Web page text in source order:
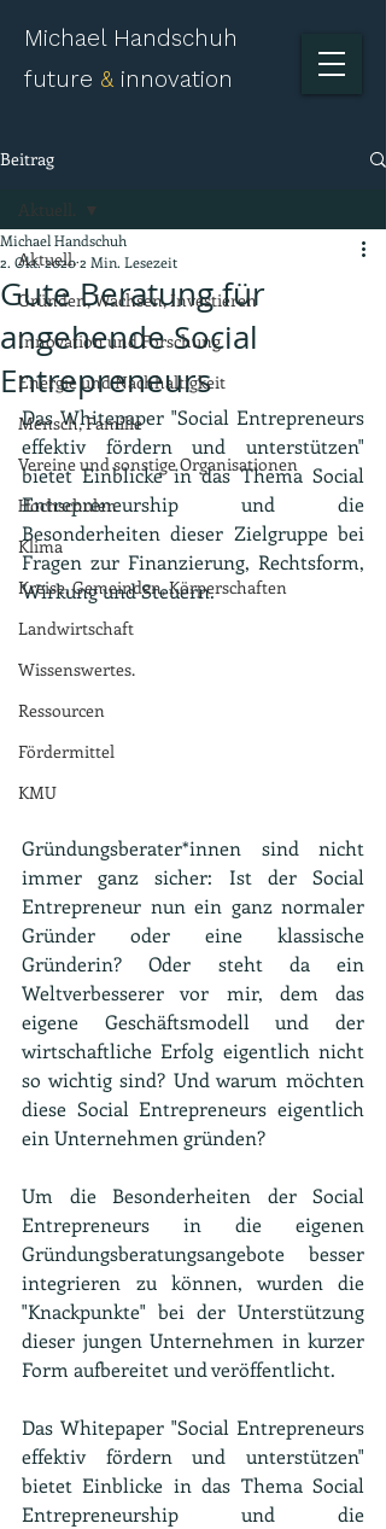
Michael Handschuh
future & innovation
Beitrag
Aktuell.
Gründen, Wachsen, Investieren
Innovation und Forschung
Energie und Nachhaltigkeit
Mensch, Familie
Vereine und sonstige Organisationen
Hochschulen
Klima
Kreise, Gemeinden, Körperschaften
Landwirtschaft
Wissenswertes.
Ressourcen
Fördermittel
KMU
Aktuell.
Gute Beratung für
angehende Social
Entrepreneurs
Michael Handschuh
2. Okt. 20202 Min. Lesezeit
Das Whitepaper "Social Entrepreneurs
effektiv fördern und unterstützen"
bietet Einblicke in das Thema Social
Entrepreneurship und die
Besonderheiten dieser Zielgruppe bei
Fragen zur Finanzierung, Rechtsform,
Wirkung und Steuern.
Gründungsberater*innen sind nicht
immer ganz sicher: Ist der Social
Entrepreneur nun ein ganz normaler
Gründer oder eine klassische
Gründerin? Oder steht da ein
Weltverbesserer vor mir, dem das
eigene Geschäftsmodell und der
wirtschaftliche Erfolg eigentlich nicht
so wichtig sind? Und warum möchten
diese Social Entrepreneurs eigentlich
ein Unternehmen gründen?
Um die Besonderheiten der Social
Entrepreneurs in die eigenen
Gründungsberatungsangebote besser
integrieren zu können, wurden die
"Knackpunkte" bei der Unterstützung
dieser jungen Unternehmen in kurzer
Form aufbereitet und veröffentlicht.
Das Whitepaper "Social Entrepreneurs
effektiv fördern und unterstützen"
bietet Einblicke in das Thema Social
Entrepreneurship und die